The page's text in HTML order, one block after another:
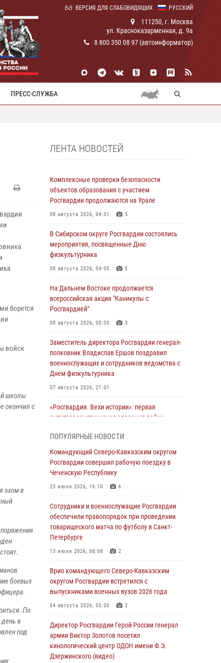
РУССКИЙ
ВЕРСИЯ ДЛЯ СЛАБОВИДЯЩИХ
111250, г. Москва
ул. Красноказарменная, д. 9а
8 800 350 08 97 (автоинформатор)
ПРЕСС-СЛУЖБА
борется
войск
школы
окончил с
эхом в
боевых
По
в
под
ЛЕНТА НОВОСТЕЙ
Комплексные проверки безопасности
объектов образования с участием
Росгвардии продолжаются на Урале
08 августа 2026, 04:01 5
В Сибирском округе Росгвардии состоялись
мероприятия, посвященные Дню
физкультурника
08 августа 2026, 04:00 5
На Дальнем Востоке продолжается
всероссийская акция "Каникулы с
Росгвардией"
08 августа 2026, 00:00 3
Заместитель директора Росгвардии генерал-
полковник Владислав Ершов поздравил
военнослужащих и сотрудников ведомства с
Днем физкультурника
07 августа 2026, 21:01
«Росгвардия. Вехи истории»: первая
антитеррористическая операция войск
В Башкортостане при силовой поддержке
спецназа Росгвардии пресечена
противоправная деятельность, связанная с
07 августа 2026, 13:30 1
В Югре при содействии спецназа Росгвардии
пресечено более 180 нарушений
миграционного законодательства
Тонувшего ребенка спас росгвардеец в
Краснодарском крае
07 августа 2026, 12:37
Юные гости из летних лагерей посетили
кинологический центр Росгвардии (видео)
07 августа 2026, 12:20 3 1
ПОПУЛЯРНЫЕ НОВОСТИ
Командующий Северо-Кавказским округом
Росгвардии совершил рабочую поездку в
Чеченскую Республику
23 июля 2026, 16:10 6
Сотрудники и военнослужащие Росгвардии
обеспечили правопорядок при проведении
товарищеского матча по футболу в Санкт-
Петербурге
13 июля 2026, 08:08 2
Врио командующего Северо-Кавказским
округом Росгвардии встретился с
выпускниками военных вузов 2026 года
04 августа 2026, 05:00 2
Директор Росгвардии Герой России генерал
армии Виктор Золотов посетил
кинологический центр ОДОН имени Ф.Э.
Дзержинского (видео)